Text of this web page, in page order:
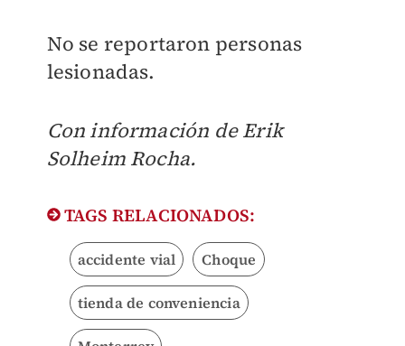
No se reportaron personas
lesionadas.
Con información de Erik
Solheim Rocha.
TAGS RELACIONADOS:
accidente vial Choque
tienda de conveniencia